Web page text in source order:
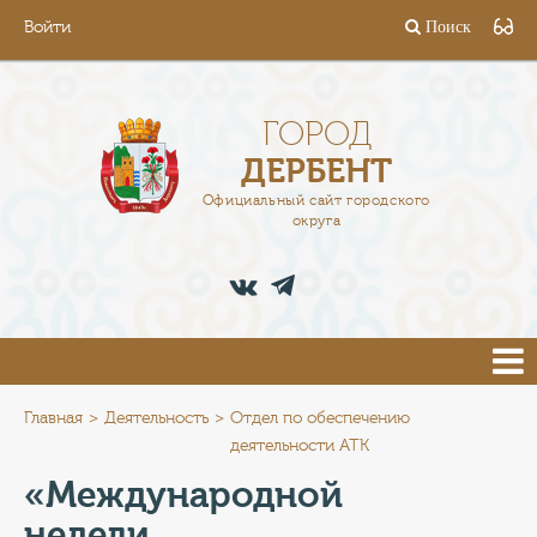
Войти Поиск
ГОРОД
ДЕРБЕНТ
Официальный сайт городского
округа
АДМИНИСТРАЦИЯ
ПРЕСС-ЦЕНТР
ТУРИСТАМ
Главная Деятельность
Отдел по обеспечению
деятельности АТК
«Международной